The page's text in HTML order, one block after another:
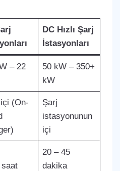
DC Hızlı Şarj
İstasyonları
– 22
50 kW – 350+
kW
(On-
Şarj
istasyonunun
içi
20 – 45
dakika